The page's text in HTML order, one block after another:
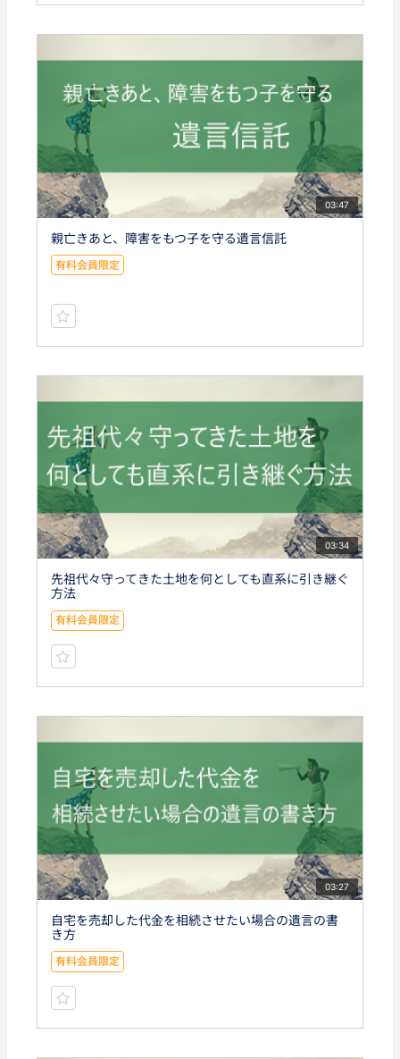
03:47
親亡きあと、障害をもつ子を守る遺言信託
有料会員限定
03:34
先祖代々守ってきた土地を何としても直系に引き継ぐ
方法
有料会員限定
03:27
自宅を売却した代金を相続させたい場合の遺言の書
き方
有料会員限定